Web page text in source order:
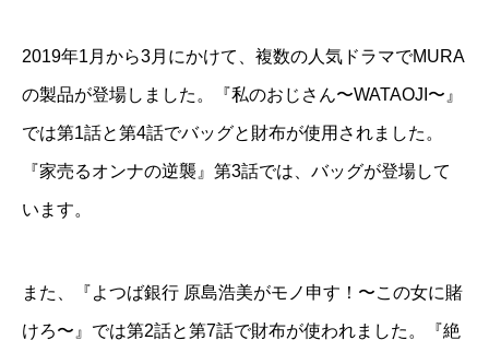
2019年1月から3月にかけて、複数の人気ドラマでMURA
の製品が登場しました。『私のおじさん〜WATAOJI〜』
では第1話と第4話でバッグと財布が使用されました。
『家売るオンナの逆襲』第3話では、バッグが登場して
います。
また、『よつば銀行 原島浩美がモノ申す！〜この女に賭
けろ〜』では第2話と第7話で財布が使われました。『絶